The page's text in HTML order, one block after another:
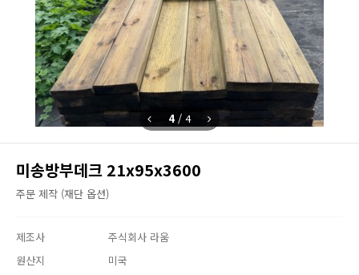
4/ 4
미송방부데크 21x95x3600
주문 제작 (재단 옵션)
제조사
주식회사 라움
원산지
미국